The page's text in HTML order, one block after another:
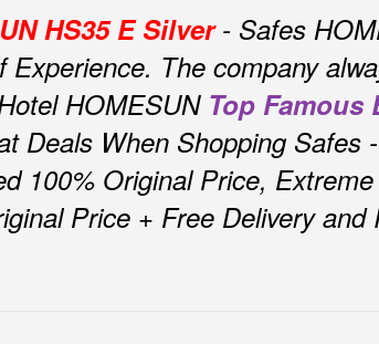
HS35 E Silver- Safes
Experience. The company
HOMESUN Top Famous
Deals When Shopping Safes
100% Original Price,
Price + Free Delivery and